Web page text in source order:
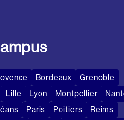
Bordeaux
Grenoble
Lille Lyon Montpellier
Paris Poitiers
Reims